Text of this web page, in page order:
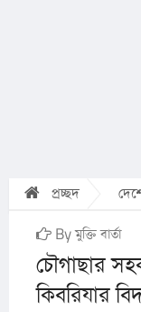
প্রচ্ছদ
By মুক্তি বার্তা
চৌগাছার
কিবরিযার